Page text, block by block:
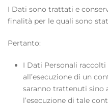
I Dati sono trattati e
finalità per le quali sono
Pertanto:
I Dati Personali
all’esecuzione di un
saranno trattenuti sino
l’esecuzione di tale